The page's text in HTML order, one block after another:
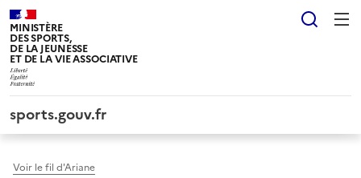
MINISTÈRE
DES SPORTS,
DE LA JEUNESSE
ET DE LA VIE ASSOCIATIVE
sports.gouv.fr
Voir le fil d'Ariane
Panneau de gestion des cookies tarteaucitron